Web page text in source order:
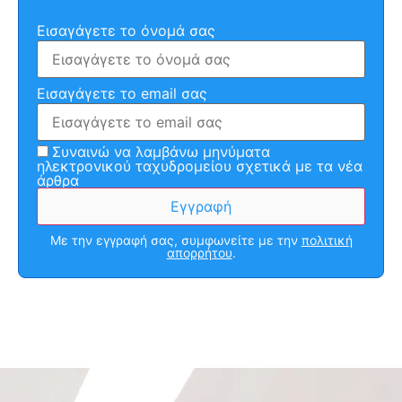
Εισαγάγετε το όνομά σας
Εισαγάγετε το email σας
Συναινώ να λαμβάνω μηνύματα
ηλεκτρονικού ταχυδρομείου σχετικά με τα νέα
άρθρα
Με την εγγραφή σας, συμφωνείτε με την πολιτική
απορρήτου.